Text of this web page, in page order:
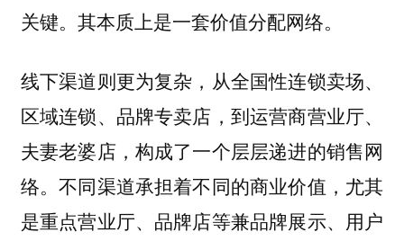
关键。其本质上是一套价值分配网络。
线下渠道则更为复杂，从全国性连锁卖场、
区域连锁、品牌专卖店，到运营商营业厅、
夫妻老婆店，构成了一个层层递进的销售网
络。不同渠道承担着不同的商业价值，尤其
是重点营业厅、品牌店等兼品牌展示、用户